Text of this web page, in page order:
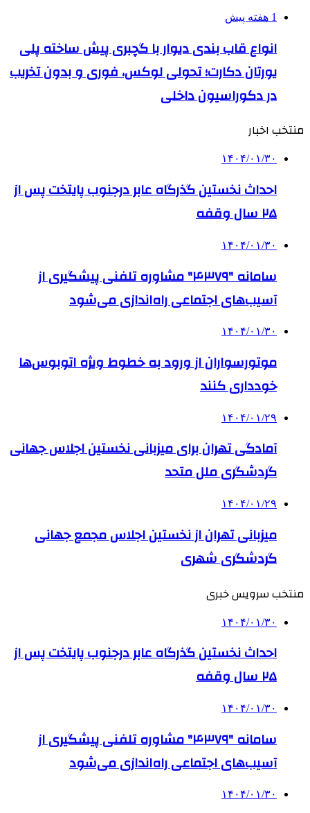
1 هفته پیش
انواع قاب بندی دیوار با گچبری پیش ساخته پلی
یورتان دکارت؛ تحولی لوکس، فوری و بدون تخریب
در دکوراسیون داخلی
منتخب اخبار
۱۴۰۴/۰۱/۳۰
احداث نخستین گذرگاه عابر درجنوب پایتخت پس از
۲۵ سال وقفه
۱۴۰۴/۰۱/۳۰
سامانه "۴۳۷۹" مشاوره تلفنی پیشگیری از
آسیب‌های اجتماعی راه‌اندازی می‌شود
۱۴۰۴/۰۱/۳۰
موتورسواران از ورود به خطوط ویژه اتوبوس‌ها
خودداری کنند
۱۴۰۴/۰۱/۲۹
آمادگی تهران برای میزبانی نخستین اجلاس جهانی
گردشگری ملل متحد
۱۴۰۴/۰۱/۲۹
میزبانی تهران از نخستین اجلاس مجمع جهانی
گردشگری شهری
منتخب سرویس خبری
۱۴۰۴/۰۱/۳۰
احداث نخستین گذرگاه عابر درجنوب پایتخت پس از
۲۵ سال وقفه
۱۴۰۴/۰۱/۳۰
سامانه "۴۳۷۹" مشاوره تلفنی پیشگیری از
آسیب‌های اجتماعی راه‌اندازی می‌شود
۱۴۰۴/۰۱/۳۰